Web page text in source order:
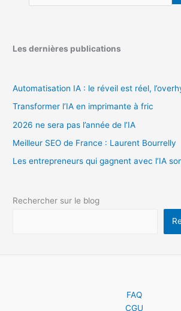
Les dernières publications
Automatisation IA : le réveil est réel,
Transformer l’IA en imprimante à fric
2026 ne sera pas l’année de l’IA
Meilleur SEO de France : Laurent Bourrelly
Les entrepreneurs qui gagnent avec l’IA
Rechercher sur le blog
FAQ
CGU